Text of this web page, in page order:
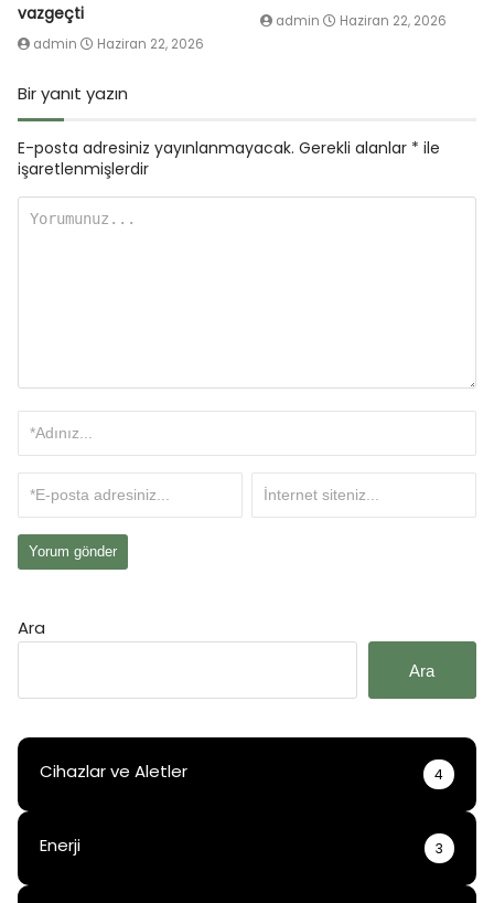
vazgeçti
admin Haziran 22, 2026
admin Haziran 22, 2026
Bir yanıt yazın
E-posta adresiniz yayınlanmayacak. Gerekli alanlar * ile
işaretlenmişlerdir
Ara
Ara
Cihazlar ve Aletler 4
Enerji 3